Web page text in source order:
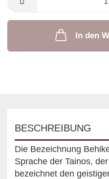
In den
BESCHREIBUNG
Die Bezeichnung
Sprache der Tainos,
bezeichnet den